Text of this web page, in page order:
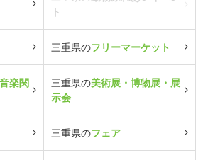
ト
三重県のフリーマーケット
楽関
三重県の美術展・博物展・展
示会
三重県のフェア